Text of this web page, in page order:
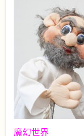
魔幻世界